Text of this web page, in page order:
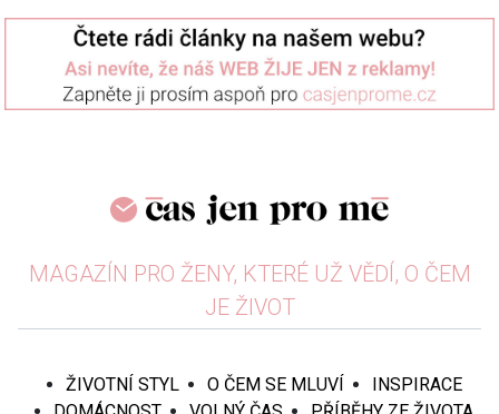
MAGAZÍN PRO ŽENY, KTERÉ UŽ VĚDÍ, O ČEM
JE ŽIVOT
ŽIVOTNÍ STYL O ČEM SE MLUVÍ
INSPIRACE